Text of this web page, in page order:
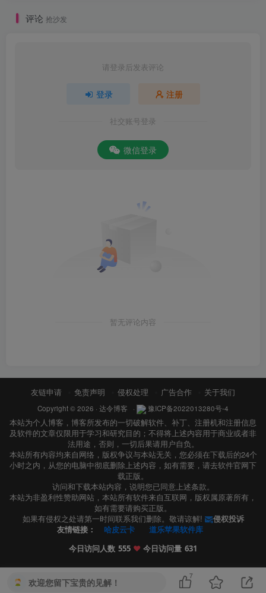
评论 抢沙发
请登录后发表评论
登录 注册
社交账号登录
微信登录
暂无评论内容
友链申请 免责声明 侵权处理 广告合作 关于我们
Copyright © 2026 · 达令博客 · 豫ICP备2022013280号-4
本站为个人博客，博客所发布的一切破解软件、补丁、注册机和注册信息
及软件的文章仅限用于学习和研究目的；不得将上述内容用于商业或者非
法用途，否则，一切后果请用户自负。
本站所有内容均来自网络，版权争议与本站无关，您必须在下载后的24个
小时之内，从您的电脑中彻底删除上述内容，如有需要，请去软件官网下
载正版。
访问和下载本站内容，说明您已同意上述条款。
本站为非盈利性赞助网站，本站所有软件来自互联网，版权属原著所有，
如有需要请购买正版。
如果有侵权之处请第一时间联系我们删除。敬请谅解!
侵权投诉
友情链接：
哈皮云卡 道乐苹果软件库
今日访问人数 555 ❤️ 今日访问量 631
欢迎您留下宝贵的见解！
7